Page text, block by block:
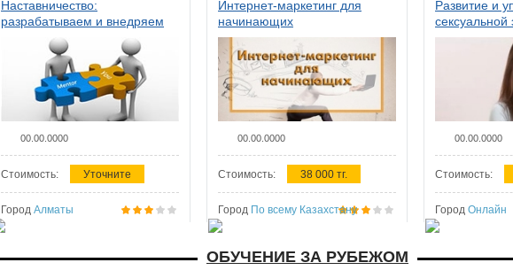
Наставничество:
разрабатываем и внедряем
систему наставничества в
организации
00.00.0000
Стоимость: Уточните
Город Алматы
Интернет-маркетинг для
начинающих
00.00.0000
Стоимость: 38 000 тг.
Город По всему Казахстану
Развитие и
сексуальной
женщин
00.00.0000
Стоимость:
Город Онлайн
ОБУЧЕНИЕ ЗА РУБЕЖОМ